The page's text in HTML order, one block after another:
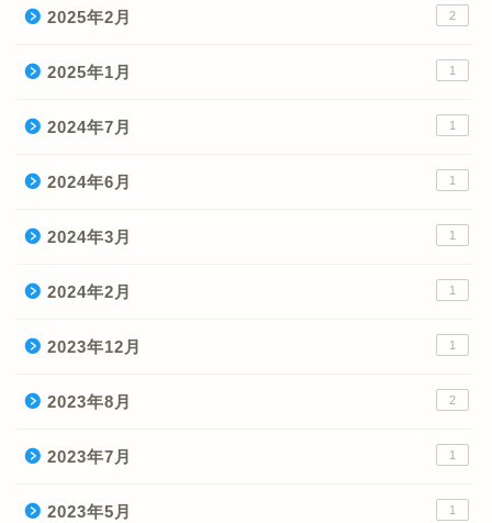
2025年2月 2
2025年1月 1
2024年7月 1
2024年6月 1
2024年3月 1
2024年2月 1
2023年12月 1
2023年8月 2
2023年7月 1
2023年5月 1